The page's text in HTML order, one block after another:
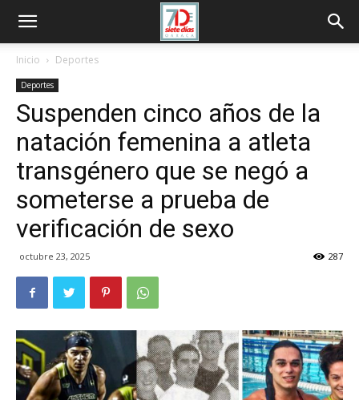
Inicio Deportes
Deportes
Suspenden cinco años de la
natación femenina a atleta
transgénero que se negó a
someterse a prueba de
verificación de sexo
octubre 23, 2025 287